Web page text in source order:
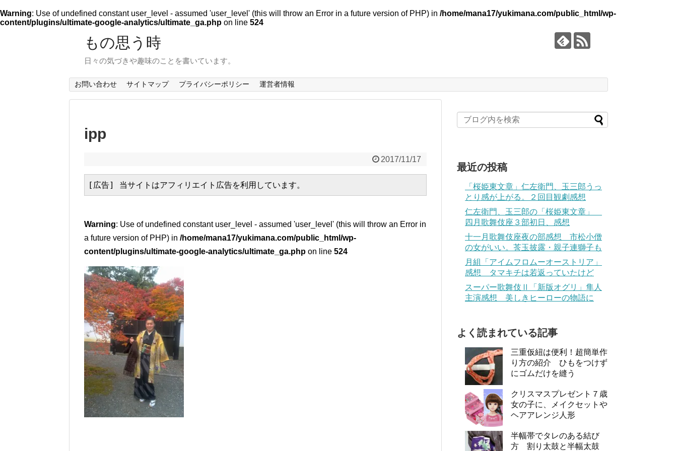
Warning: Use of undefined constant user_level - assumed 'user_level' (this will throw an Error in a future version of PHP) in /home/mana17/yukimana.com/public_html/wp-
content/plugins/ultimate-google-analytics/ultimate_ga.php on line 524
もの思う時
日々の気づきや趣味のことを書いています。
お問い合わせ サイトマップ プライバシーポリシー 運営者情報
ipp
2017/11/17
[広告] 当サイトはアフィリエイト広告を利用しています。
Warning: Use of undefined constant user_level - assumed 'user_level' (this will throw an Error in
a future version of PHP) in /home/mana17/yukimana.com/public_html/wp-
content/plugins/ultimate-google-analytics/ultimate_ga.php on line 524
最近の投稿
「桜姫東文章」仁左衛門、玉三郎うっ
とり感が上がる。２回目観劇感想
仁左衛門、玉三郎の「桜姫東文章」
四月歌舞伎座３部初日、感想
十一月歌舞伎座夜の部感想 市松小僧
の女がいい。莟玉披露・親子連獅子も
月組「アイムフロムーオーストリア」
感想 タマキチは若返っていたけど
スーパー歌舞伎Ⅱ「新版オグリ」隼人
主演感想 美しきヒーローの物語に
よく読まれている記事
三重仮紐は便利！超簡単作
り方の紹介 ひもをつけず
にゴムだけを縫う
クリスマスプレゼント７歳
女の子に、メイクセットや
ヘアアレンジ人形
半幅帯でタレのある結び
方 割り太鼓と半幅太鼓